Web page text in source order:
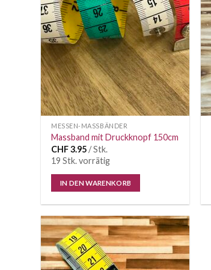
Wunschliste
MESSEN-MASSBÄNDER
Massband mit Druckknopf 150cm
CHF3.95/ Stk.
19 Stk. vorrätig
IN DEN WARENKORB
Auf die
Wunschliste